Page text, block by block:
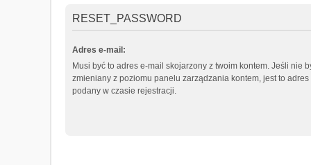
RESET_PASSWORD
Adres e-mail:
Musi być to adres e-mail skojarzony z twoim kontem. Jeśli nie
zmieniany z poziomu panelu zarządzania kontem, jest to adres
podany w czasie rejestracji.